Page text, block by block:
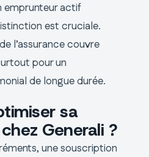
emprunteur actif
est cruciale.
l’assurance couvre
pour un
de longue durée.
sa
Generali ?
une souscription